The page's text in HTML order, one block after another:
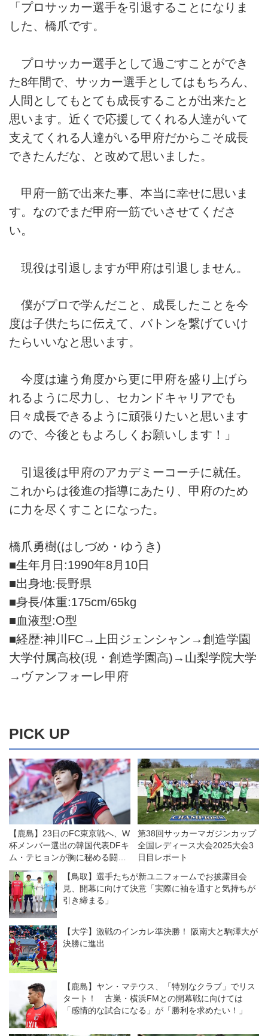
「プロサッカー選手を引退することになりま
した、橋爪です。
プロサッカー選手として過ごすことができ
た8年間で、サッカー選手としてはもちろん、
人間としてもとても成長することが出来たと
思います。近くで応援してくれる人達がいて
支えてくれる人達がいる甲府だからこそ成長
できたんだな、と改めて思いました。
甲府一筋で出来た事、本当に幸せに思いま
す。なのでまだ甲府一筋でいさせてくださ
い。
現役は引退しますが甲府は引退しません。
僕がプロで学んだこと、成長したことを今
度は子供たちに伝えて、バトンを繋げていけ
たらいいなと思います。
今度は違う角度から更に甲府を盛り上げら
れるように尽力し、セカンドキャリアでも
日々成長できるように頑張りたいと思います
ので、今後ともよろしくお願いします！」
引退後は甲府のアカデミーコーチに就任。
これからは後進の指導にあたり、甲府のため
に力を尽くすことになった。
橋爪勇樹(はしづめ・ゆうき)
■生年月日:1990年8月10日
■出身地:長野県
■身長/体重:175cm/65kg
■血液型:O型
■経歴:神川FC→上田ジェンシャン→創造学園
大学付属高校(現・創造学園高)→山梨学院大学
→ヴァンフォーレ甲府
PICK UP
【鹿島】23日のFC東京戦へ、W
杯メンバー選出の韓国代表DFキ
ム・テヒョンが胸に秘める闘争
心。「勝つ気持ちで準備する」
第38回サッカーマガジンカップ
全国レディース大会2025大会3
日目レポート
【鳥取】選手たちが新ユニフォームでお披露目会
見、開幕に向けて決意「実際に袖を通すと気持ちが
引き締まる」
【大学】激戦のインカレ準決勝！ 阪南大と駒澤大が
決勝に進出
【鹿島】ヤン・マテウス、「特別なクラブ」でリス
タート！ 古巣・横浜FMとの開幕戦に向けては
「感情的な試合になる」が「勝利を求めたい！」